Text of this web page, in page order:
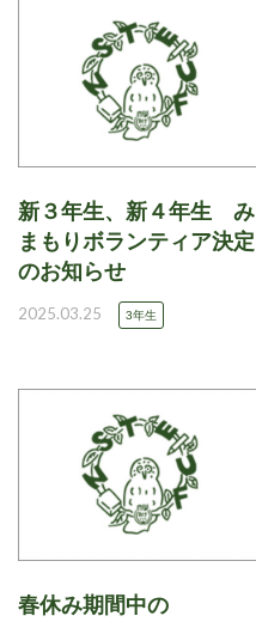
新３年生、新４年生 み
まもりボランティア決定
のお知らせ
2025.03.25 3年生
春休み期間中の